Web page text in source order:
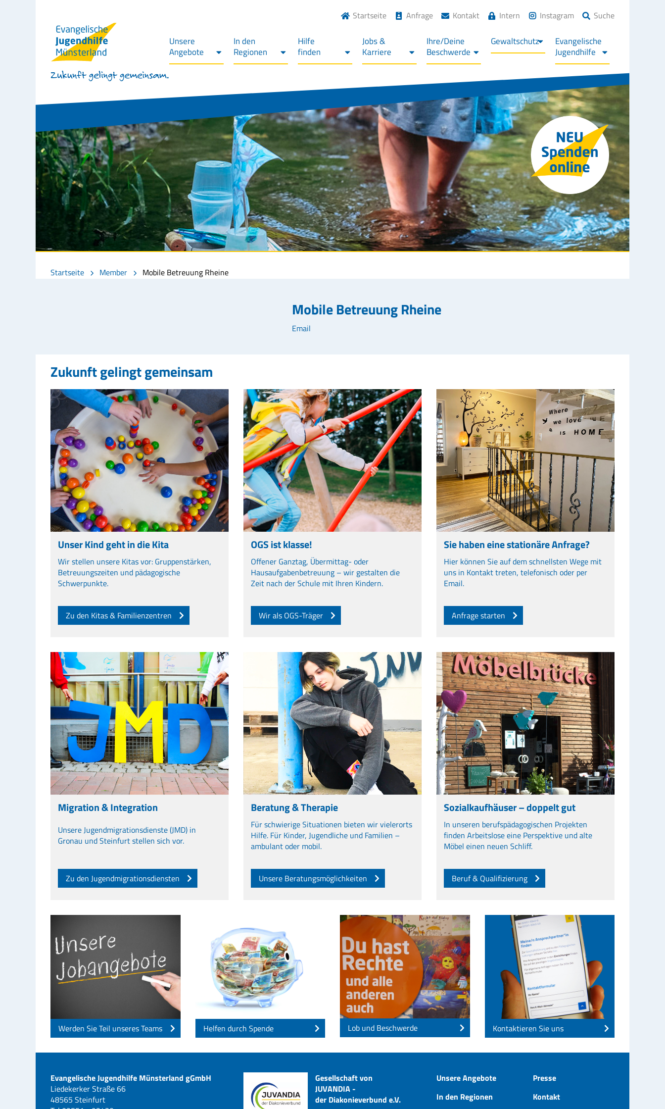
Startseite Anfrage Kontakt Intern Instagram Suche
Unsere
Angebote
In den
Regionen
Hilfe
finden
Jobs &
Karriere
Ihre/Deine
Beschwerde
Gewaltschutz
Evangelische
Jugendhilfe
Startseite Member Mobile Betreuung Rheine
Mobile Betreuung Rheine
Email
Zukunft gelingt gemeinsam
Unser Kind geht in die Kita
Wir stellen unsere Kitas vor: Gruppenstärken,
Betreuungszeiten und pädagogische
Schwerpunkte.
Zu den Kitas & Familienzentren
OGS ist klasse!
Offener Ganztag, Übermittag- oder
Hausaufgabenbetreuung – wir gestalten die
Zeit nach der Schule mit Ihren Kindern.
Wir als OGS-Träger
Sie haben eine stationäre Anfrage?
Hier können Sie auf dem schnellsten Wege mit
uns in Kontakt treten, telefonisch oder per
Email.
Anfrage starten
Migration & Integration
Unsere Jugendmigrationsdienste (JMD) in
Gronau und Steinfurt stellen sich vor.
Zu den Jugendmigrationsdiensten
Beratung & Therapie
Für schwierige Situationen bieten wir vielerorts
Hilfe. Für Kinder, Jugendliche und Familien –
ambulant oder mobil.
Unsere Beratungsmöglichkeiten
Sozialkaufhäuser – doppelt gut
In unseren berufspädagogischen Projekten
finden Arbeitslose eine Perspektive und alte
Möbel einen neuen Schliff.
Beruf & Qualifizierung
Werden Sie Teil unseres Teams Helfen durch Spende Lob und Beschwerde Kontaktieren Sie uns
Evangelische Jugendhilfe Münsterland gGmbH
Liedekerker Straße 66
48565 Steinfurt
Gesellschaft von
JUVANDIA -
der Diakonieverbund e.V.
Unsere Angebote
In den Regionen
Presse
Kontakt